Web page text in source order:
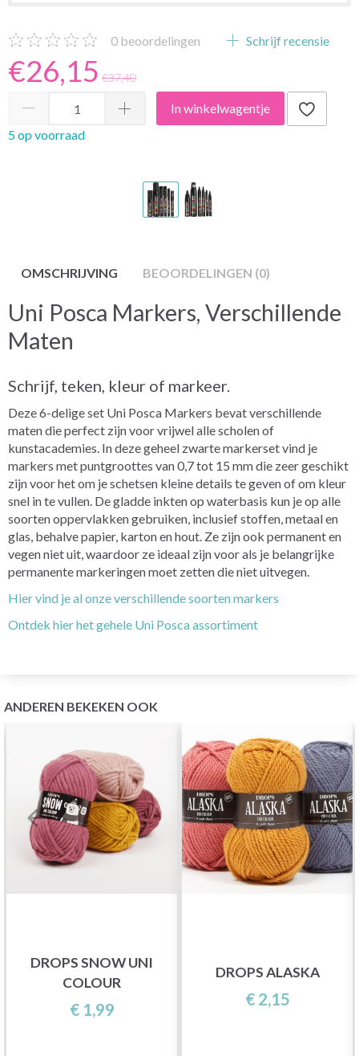
0 beoordelingen Schrijf recensie
€26,15 €37,40
In winkelwagentje
5 op voorraad
OMSCHRIJVING BEOORDELINGEN (0)
Uni Posca Markers, Verschillende
Maten
Schrijf, teken, kleur of markeer.
Deze 6-delige set Uni Posca Markers bevat verschillende
maten die perfect zijn voor vrijwel alle scholen of
kunstacademies. In deze geheel zwarte markerset vind je
markers met puntgroottes van 0,7 tot 15 mm die zeer geschikt
zijn voor het om je schetsen kleine details te geven of om kleur
snel in te vullen. De gladde inkten op waterbasis kun je op alle
soorten oppervlakken gebruiken, inclusief stoffen, metaal en
glas, behalve papier, karton en hout. Ze zijn ook permanent en
vegen niet uit, waardoor ze ideaal zijn voor als je belangrijke
permanente markeringen moet zetten die niet uitvegen.
Hier vind je al onze verschillende soorten markers
Ontdek hier het gehele Uni Posca assortiment
ANDEREN BEKEKEN OOK
DROPS SNOW UNI
COLOUR
€ 1,99
DROPS ALASKA
€ 2,15